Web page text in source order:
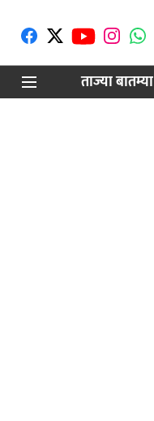
ताज्या बातम्या